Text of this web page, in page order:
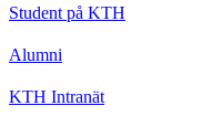
Student på KTH
Alumni
KTH Intranät